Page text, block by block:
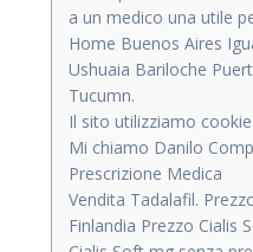
a un medico una utile
Home Buenos Aires
Ushuaia Bariloche
Tucumn.
Il sito utilizziamo
Mi chiamo Danilo
Prescrizione Medica
Vendita Tadalafil.
Finlandia Prezzo Cialis